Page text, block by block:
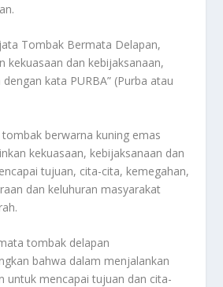
Tombak Bermata Delapan,
kekuasaan dan kebijaksanaan,
kata PURBA” (Purba atau
tombak berwarna kuning emas
kekuasaan, kebijaksanaan dan
tujuan, cita-cita, kemegahan,
dan keluhuran masyarakat
tombak delapan
bahwa dalam menjalankan
untuk mencapai tujuan dan cita-